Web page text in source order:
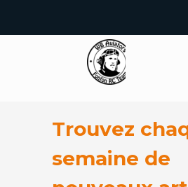
Trouvez
semaine de